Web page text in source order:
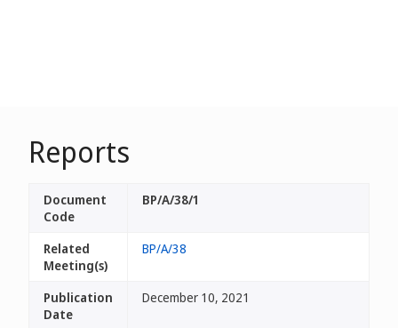
Reports
Document
Code
BP/A/38/1
Related
Meeting(s)
BP/A/38
Publication
Date
December 10, 2021